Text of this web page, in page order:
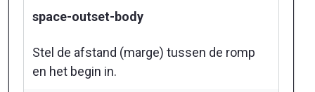
space-outset-body
Stel de afstand (marge) tussen de romp
en het begin in.